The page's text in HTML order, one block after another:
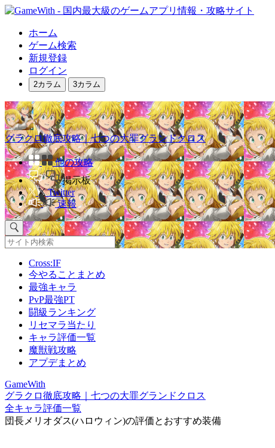
ホーム
ゲーム検索
新規登録
ログイン
2カラム 3カラム
グラクロ徹底攻略｜七つの大罪グランドクロス
他の攻略
掲示板
Twitter
速報
Cross:IF
今やることまとめ
最強キャラ
PvP最強PT
闘級ランキング
リセマラ当たり
キャラ評価一覧
魔獣戦攻略
アプデまとめ
GameWith
グラクロ徹底攻略｜七つの大罪グランドクロス
全キャラ評価一覧
団長メリオダス(ハロウィン)の評価とおすすめ装備